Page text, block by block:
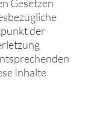
Gesetzen
der
Inhalte